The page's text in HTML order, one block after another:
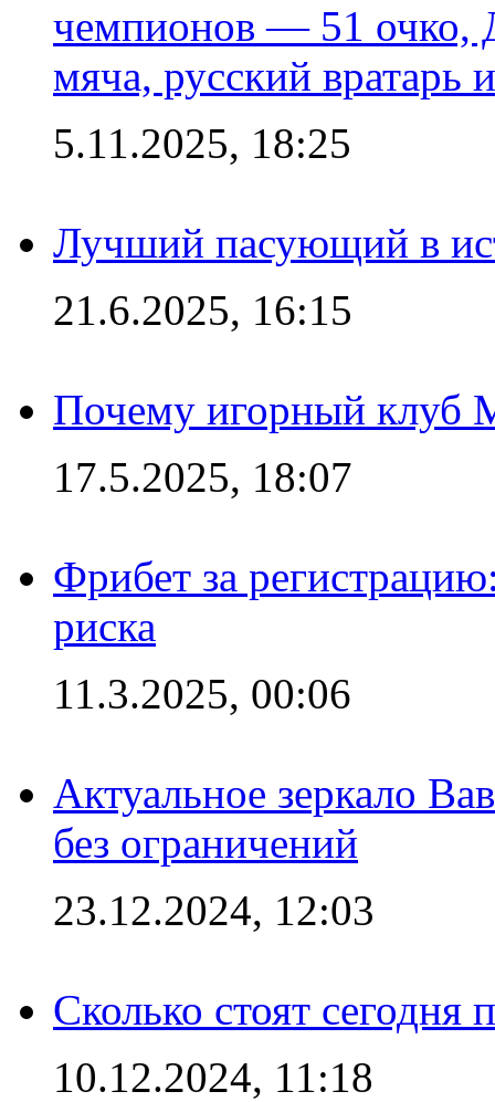
чемпионов — 51 очко,
мяча, русский вратарь
5.11.2025, 18:25
Лучший пасующий в
21.6.2025, 16:15
Почему игорный клуб
17.5.2025, 18:07
Фрибет за
риска
11.3.2025, 00:06
Актуальное зеркало
без ограничений
23.12.2024, 12:03
Сколько стоят сегодня
10.12.2024, 11:18